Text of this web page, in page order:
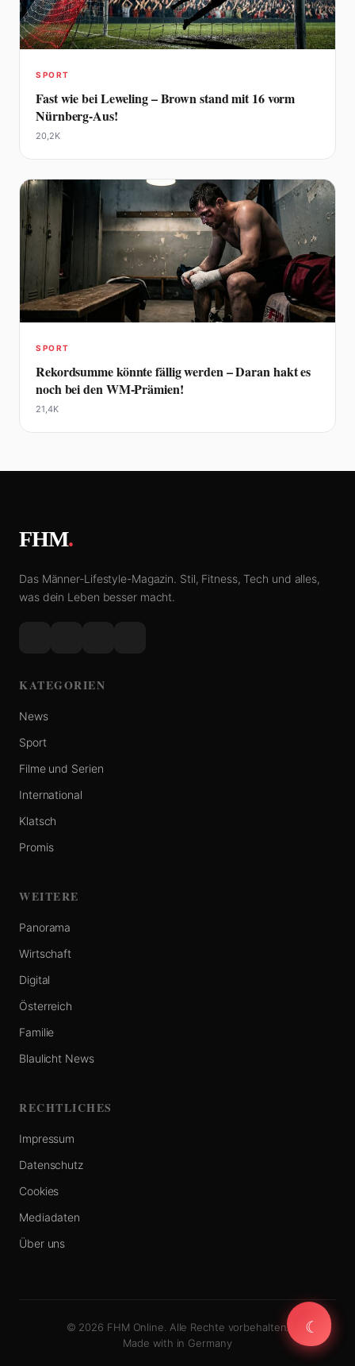
SPORT
Fast wie bei Leweling – Brown stand mit 16 vorm
Nürnberg-Aus!
20,2K
SPORT
Rekordsumme könnte fällig werden – Daran hakt es
noch bei den WM-Prämien!
21,4K
FHM.
Das Männer-Lifestyle-Magazin. Stil, Fitness, Tech und alles,
was dein Leben besser macht.
KATEGORIEN
News
Sport
Filme und Serien
International
Klatsch
Promis
WEITERE
Panorama
Wirtschaft
Digital
Österreich
Familie
Blaulicht News
RECHTLICHES
Impressum
Datenschutz
Cookies
Mediadaten
Über uns
© 2026 FHM Online. Alle Rechte vorbehalten.
Made with in Germany
☾
☾